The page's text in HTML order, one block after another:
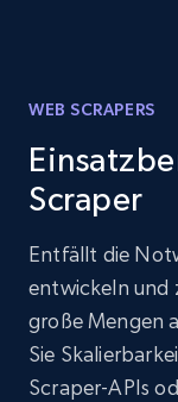
WEB SCRAPERS
Scraper
Entfällt die
entwickeln und
große Mengen
Sie
Scraper-APIs